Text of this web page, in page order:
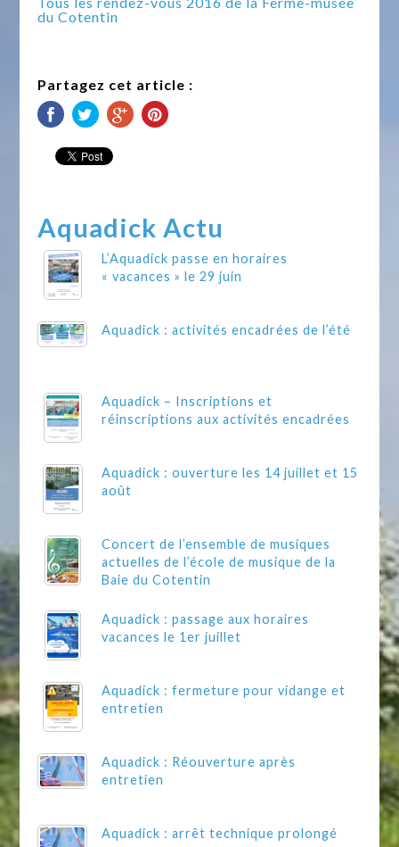
du Cotentin
Partagez cet article :
Aquadick Actu
L’Aquadick passe en horaires
« vacances » le 29 juin
Aquadick : activités encadrées de l’été
Aquadick – Inscriptions et
réinscriptions aux activités encadrées
Aquadick : ouverture les 14 juillet et 15
août
Concert de l’ensemble de musiques
actuelles de l’école de musique de la
Baie du Cotentin
Aquadick : passage aux horaires
vacances le 1er juillet
Aquadick : fermeture pour vidange et
entretien
Aquadick : Réouverture après
entretien
Aquadick : arrêt technique prolongé